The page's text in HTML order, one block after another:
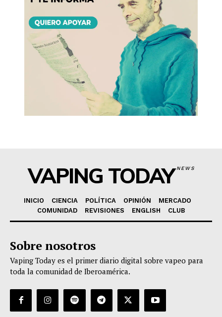
VAPING TODAYNEWS
INICIO CIENCIA POLÍTICA OPINIÓN
MERCADO
COMUNIDAD
REVISIONES ENGLISH CLUB
Sobre nosotros
Vaping Today es el primer diario digital sobre vapeo para
toda la comunidad de Iberoamérica.